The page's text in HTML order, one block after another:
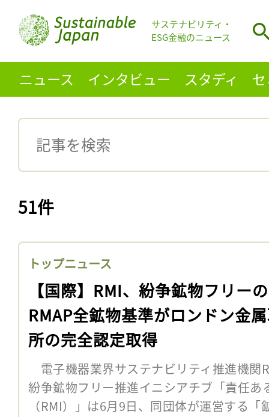
サステナビリティ・
ESG金融のニュース
ニュース インタビュー スタディ
51件
トップニュース
【国際】RMI、紛争鉱物フリーの
RMAP全鉱物基準がロンドン金
所の完全認定取得
電子機器業界サステナビリティ推進機関
紛争鉱物フリー推進イニシアチブ「責任あ
（RMI）」は6月9日、同団体が運営する